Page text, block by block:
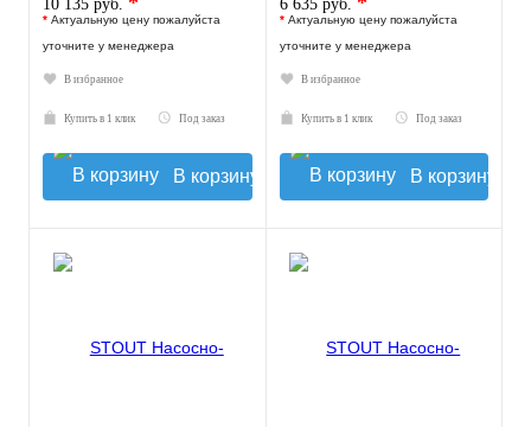
10 135 руб.
* Актуальную цену пожалуйста
уточните у менеджера
В избранное
Купить в 1 клик Под заказ
В корзину
6 635 руб.
* Актуальную цену пожалуйста
уточните у менеджера
В избранное
Купить в 1 клик Под заказ
В корзину